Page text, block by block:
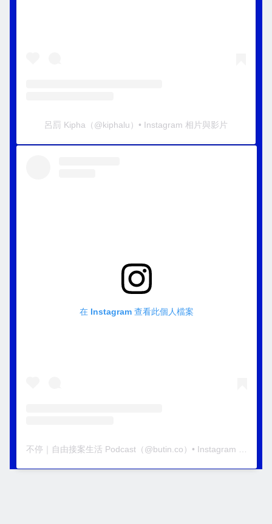
呂罰 Kipha （@kiphalu ）• Instagram 相片與影片
在 Instagram 查看此個人檔案
不停｜自由接案生活 Podcast （@butin.co ）• Instagram 相片與影片